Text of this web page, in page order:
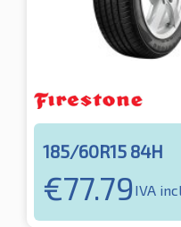
185/60R15 84H
€77.79IVA